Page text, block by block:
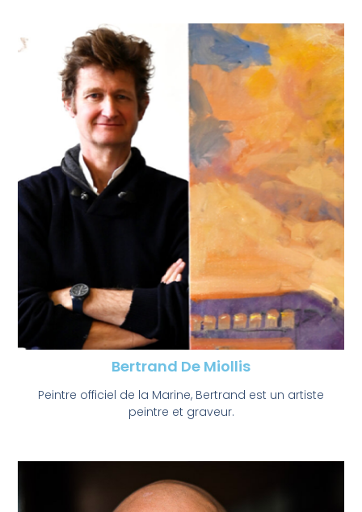
Bertrand De Miollis
Peintre officiel de la Marine, Bertrand est un artiste
peintre et graveur.